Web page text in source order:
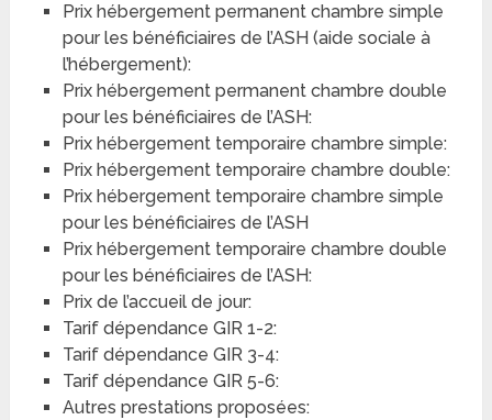
Prix hébergement permanent chambre simple
pour les bénéficiaires de l’ASH (aide sociale à
l’hébergement):
Prix hébergement permanent chambre double
pour les bénéficiaires de l’ASH:
Prix hébergement temporaire chambre simple:
Prix hébergement temporaire chambre double:
Prix hébergement temporaire chambre simple
pour les bénéficiaires de l’ASH
Prix hébergement temporaire chambre double
pour les bénéficiaires de l’ASH:
Prix de l’accueil de jour:
Tarif dépendance GIR 1-2:
Tarif dépendance GIR 3-4:
Tarif dépendance GIR 5-6:
Autres prestations proposées: